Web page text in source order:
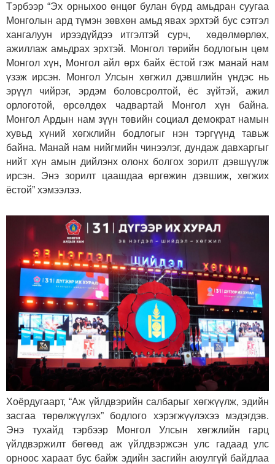
Тэрбээр “Эх орныхоо өнцөг булан бүрд амьдран суугаа
Монголын ард түмэн зөвхөн амьд явах эрхтэй бус сэтгэл
хангалуун ирээдүйдээ итгэлтэй сурч, хөдөлмөрлөх,
ажиллаж амьдрах эрхтэй. Монгол төрийн бодлогын цөм
Монгол хүн, Монгол айл өрх байх ёстой гэж манай нам
үзэж ирсэн. Монгол Улсын хөгжил дэвшлийн үндэс нь
эрүүл чийрэг, эрдэм боловсролтой, ёс зүйтэй, ажил
орлоготой, өрсөлдөх чадвартай Монгол хүн байна.
Монгол Ардын нам зүүн төвийн социал демократ намын
хувьд хүний хөгжлийн бодлогыг нэн тэргүүнд тавьж
байна. Манай нам нийгмийн чинээлэг, дундаж давхаргыг
нийт хүн амын дийлэнх олонх болгох зорилт дэвшүүлж
ирсэн. Энэ зорилт цаашдаа өргөжин дэвшиж, хөгжих
ёстой” хэмээлээ.
Хоёрдугаарт, “Аж үйлдвэрийн салбарыг хөгжүүлж, эдийн
засгаа төрөлжүүлэх” бодлого хэрэгжүүлэхээ мэдэгдэв.
Энэ тухайд тэрбээр Монгол Улсын хөгжлийн гарц
үйлдвэржилт бөгөөд аж үйлдвэржсэн улс гадаад улс
орноос хараат бус байж эдийн засгийн аюулгүй байдлаа